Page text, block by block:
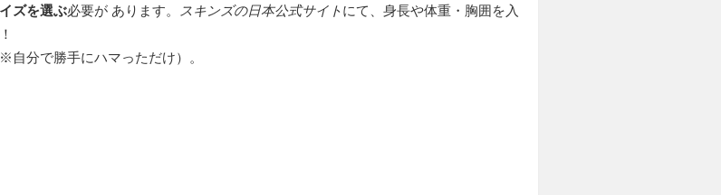
ズを選ぶ必要が あります。 スキンズの日本公式サイトにて、身長や体重・胸囲を入
分で勝手にハマっただけ）。